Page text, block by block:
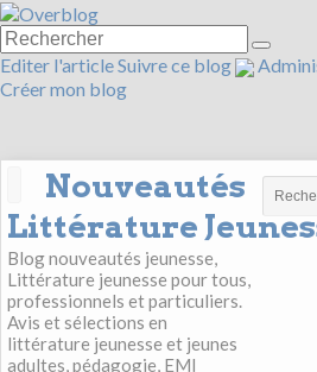
Editer l'articleSuivre ce blog
Créer mon blog
Nouveautés
Littérature
Blog nouveautés jeunesse,
Littérature jeunesse pour tous,
professionnels et particuliers.
Avis et sélections en
littérature jeunesse et jeunes
adultes, pédagogie, EMI